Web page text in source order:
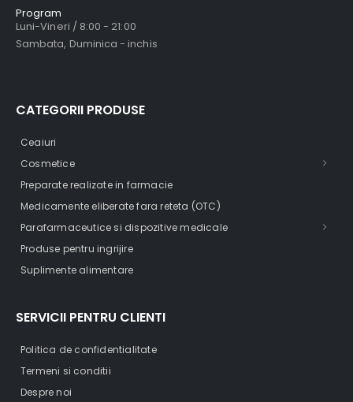
Program
Luni-Vineri / 8:00 - 21:00
Sambata, Duminica - inchis
CATEGORII PRODUSE
Ceaiuri
Cosmetice
Preparate realizate in farmacie
Medicamente eliberate fara reteta (OTC)
Parafarmaceutice si dispozitive medicale
Produse pentru ingrijire
Suplimente alimentare
SERVICII PENTRU CLIENTI
Politica de confidentialitate
Termeni si conditii
Despre noi